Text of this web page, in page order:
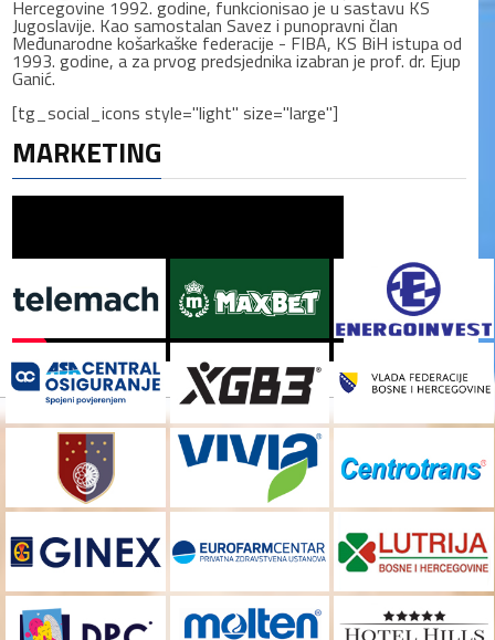
Hercegovine 1992. godine, funkcionisao je u sastavu KS
Jugoslavije. Kao samostalan Savez i punopravni član
Međunarodne košarkaške federacije - FIBA, KS BiH istupa od
1993. godine, a za prvog predsjednika izabran je prof. dr. Ejup
Ganić.
[tg_social_icons style="light" size="large"]
MARKETING